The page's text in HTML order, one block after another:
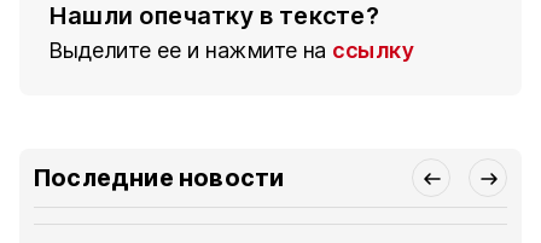
Нашли опечатку в тексте?
Выделите ее и нажмите на ссылку
Последние новости